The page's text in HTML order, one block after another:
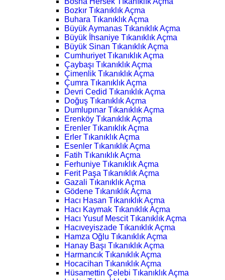
Bozkır Tıkanıklık Açma
Buhara Tıkanıklık Açma
Büyük Aymanas Tıkanıklık Açma
Büyük İhsaniye Tıkanıklık Açma
Büyük Sinan Tıkanıklık Açma
Cumhuriyet Tıkanıklık Açma
Çaybaşı Tıkanıklık Açma
Çimenlik Tıkanıklık Açma
Çumra Tıkanıklık Açma
Devri Cedid Tıkanıklık Açma
Doğuş Tıkanıklık Açma
Dumlupınar Tıkanıklık Açma
Erenköy Tıkanıklık Açma
Erenler Tıkanıklık Açma
Erler Tıkanıklık Açma
Esenler Tıkanıklık Açma
Fatih Tıkanıklık Açma
Ferhuniye Tıkanıklık Açma
Ferit Paşa Tıkanıklık Açma
Gazali Tıkanıklık Açma
Gödene Tıkanıklık Açma
Hacı Hasan Tıkanıklık Açma
Hacı Kaymak Tıkanıklık Açma
Hacı Yusuf Mescit Tıkanıklık Açma
Hacıveyiszade Tıkanıklık Açma
Hamza Oğlu Tıkanıklık Açma
Hanay Başı Tıkanıklık Açma
Harmancık Tıkanıklık Açma
Hocacihan Tıkanıklık Açma
Hüsamettin Çelebi Tıkanıklık Açma